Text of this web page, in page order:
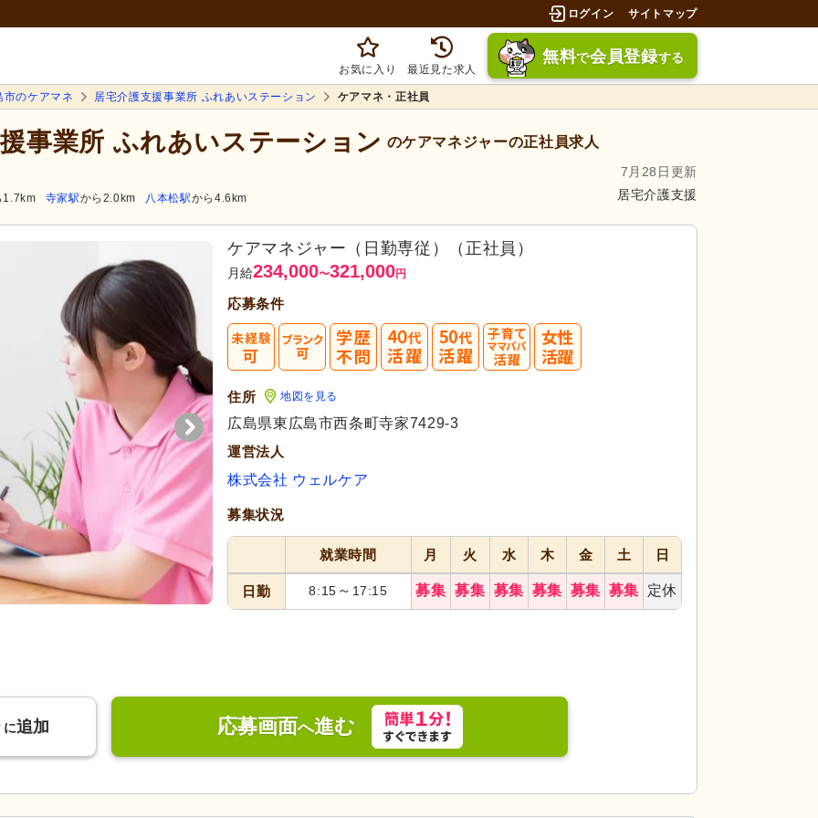
ログイン サイトマップ
お気に入り 最近見た求人
無料で会員登録する
市のケアマネ 居宅介護支援事業所 ふれあいステーション ケアマネ・正社員
事業所 ふれあいステーション のケアマネジャーの正社員求人
7月28日更新
居宅介護支援
1.7km 寺家駅から2.0km 八本松駅から4.6km
ケアマネジャー（日勤専従）（正社員）
月給234,000〜321,000円
応募条件
住所 地図を見る
広島県東広島市西条町寺家7429-3
運営法人
株式会社 ウェルケア
募集状況
就業時間 月 火 水 木 金 土 日
日勤 8:15 ～ 17:15 募集 募集 募集 募集 募集 募集 定休
に追加 応募画面へ進む